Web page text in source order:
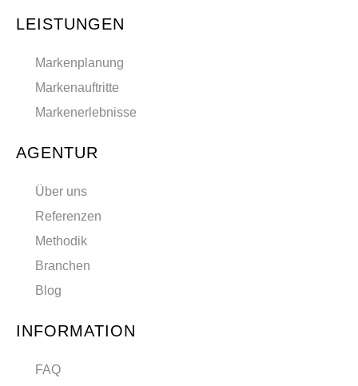
LEISTUNGEN
Markenplanung
Markenauftritte
Markenerlebnisse
AGENTUR
Über uns
Referenzen
Methodik
Branchen
Blog
INFORMATION
FAQ